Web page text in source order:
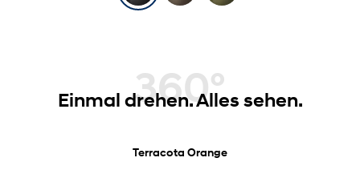
360°
Einmal drehen. Alles sehen.
Terracota Orange